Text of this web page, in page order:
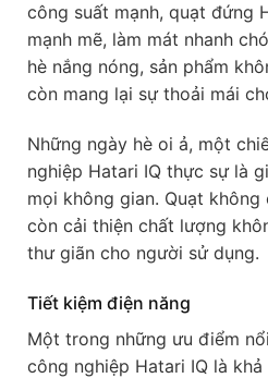
công suất mạnh, quạt đứng
mạnh mẽ, làm mát nhanh
hè nắng nóng, sản phẩm
còn mang lại sự thoải mái
Những ngày hè oi ả, một
nghiệp Hatari IQ thực sự là
mọi không gian. Quạt
còn cải thiện chất lượng
thư giãn cho người sử dụng.
Tiết kiệm điện năng
Một trong những ưu điểm
công nghiệp Hatari IQ là